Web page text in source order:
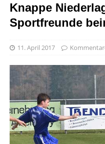
Knappe
Sportfreunde
11. April 2017